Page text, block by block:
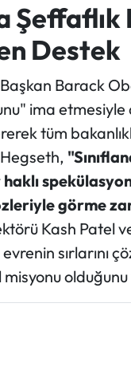
Destek
Barack
ima
tüm
görme
Kash Patel
sırlarını